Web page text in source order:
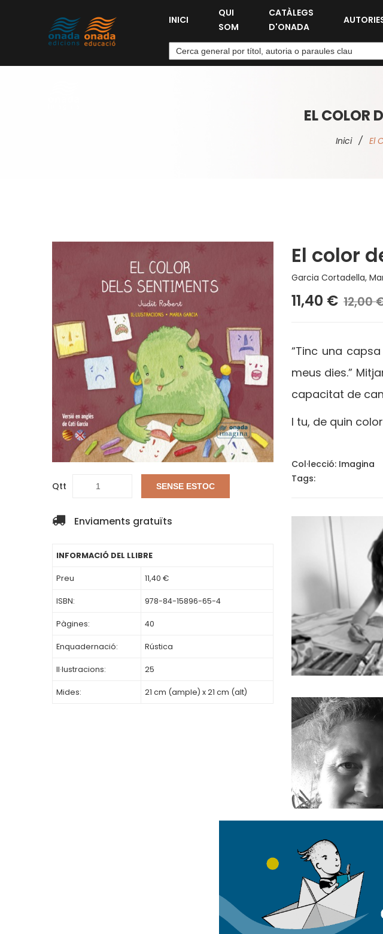
INICI
QUI
SOM
CATÀLEGS
D'ONADA
EL COLOR
Inici / El
Qtt SENSE ESTOC
Enviaments gratuïts
INFORMACIÓ DEL LLIBRE
Preu 11,40 €
ISBN: 978-84-15896-65-4
Pàgines: 40
Enquadernació: Rústica
Il·lustracions: 25
Mides: 21 cm (ample) x 21 cm (alt)
El color
Garcia Cortadella,
11,40 € 12,00
“Tinc una
meus dies.”
capacitat de
I tu, de quin
Col·lecció: Imagina
Tags:
(2018),
un grill al meu
hospitals,